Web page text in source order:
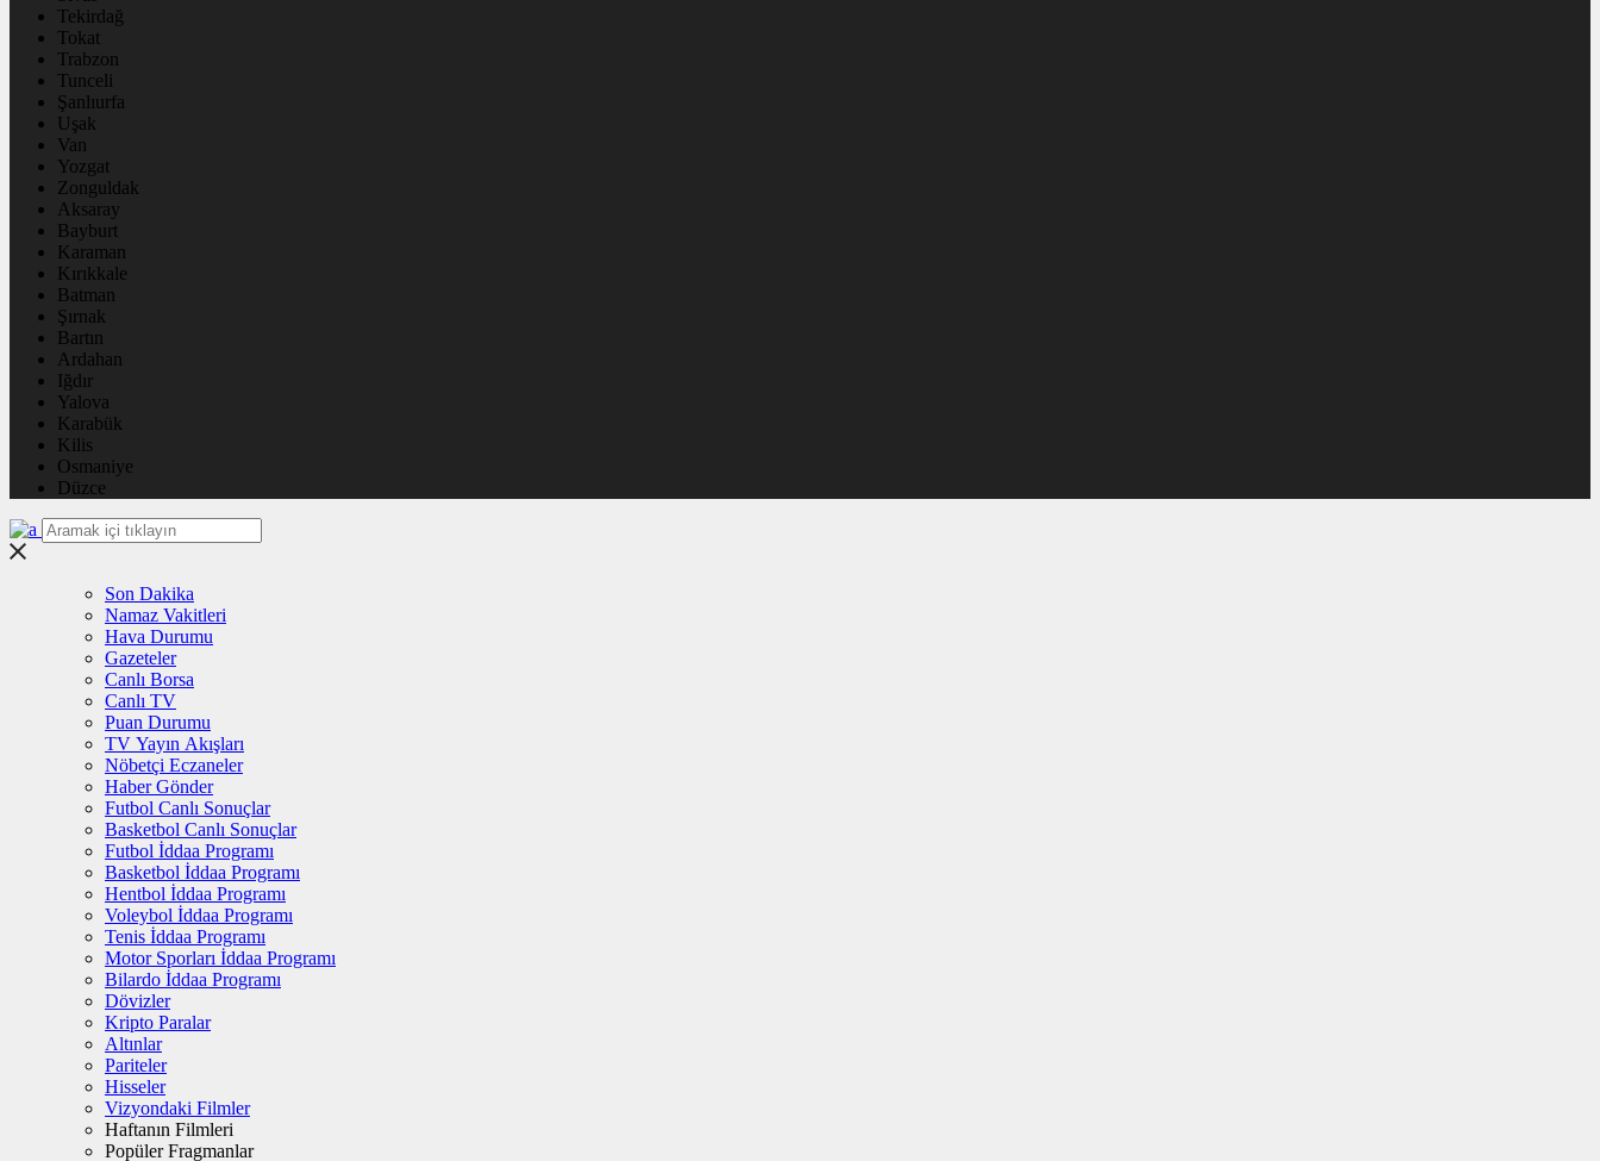
Tekirdağ
Tokat
Trabzon
Tunceli
Şanlıurfa
Uşak
Van
Yozgat
Zonguldak
Aksaray
Bayburt
Karaman
Kırıkkale
Batman
Şırnak
Bartın
Ardahan
Iğdır
Yalova
Karabük
Kilis
Osmaniye
Düzce
Son Dakika
Namaz Vakitleri
Hava Durumu
Gazeteler
Canlı Borsa
Canlı TV
Puan Durumu
TV Yayın Akışları
Nöbetçi Eczaneler
Haber Gönder
Futbol Canlı Sonuçlar
Basketbol Canlı Sonuçlar
Futbol İddaa Programı
Basketbol İddaa Programı
Hentbol İddaa Programı
Voleybol İddaa Programı
Tenis İddaa Programı
Motor Sporları İddaa Programı
Bilardo İddaa Programı
Dövizler
Kripto Paralar
Altınlar
Pariteler
Hisseler
Vizyondaki Filmler
Haftanın Filmleri
Popüler Fragmanlar